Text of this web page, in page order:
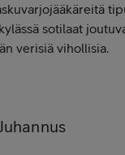
sotilaat
verisiä vihollisia.